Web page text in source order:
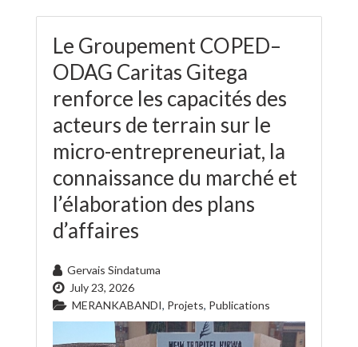
Le Groupement COPED–
ODAG Caritas Gitega
renforce les capacités des
acteurs de terrain sur le
micro-entrepreneuriat, la
connaissance du marché et
l’élaboration des plans
d’affaires
Gervais Sindatuma
July 23, 2026
MERANKABANDI, Projets, Publications